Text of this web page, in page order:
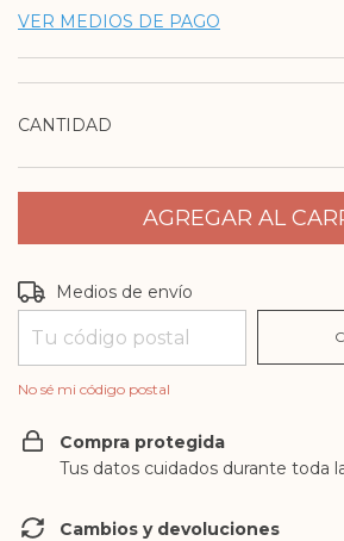
VER MEDIOS DE PAGO
CANTIDAD
Entregas para el CP:
Medios de envío
No sé mi código postal
Compra protegida
Tus datos cuidados durante toda
Cambios y devoluciones